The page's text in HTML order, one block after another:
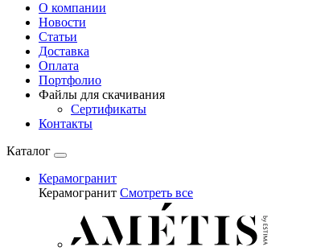
О компании
Новости
Статьи
Доставка
Оплата
Портфолио
Файлы для скачивания
Сертификаты
Контакты
Каталог
Керамогранит
Керамогранит Смотреть все